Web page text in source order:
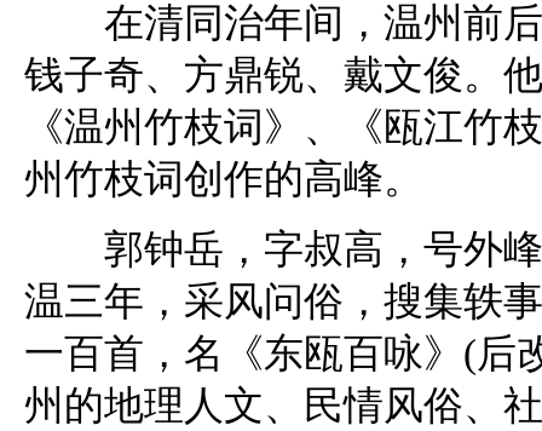
在清同治年间，温州前后
钱子奇、方鼎锐、戴文俊。
《温州竹枝词》、《瓯江竹
州竹枝词创作的高峰。
郭钟岳，字叔高，号外峰
温三年，采风问俗，搜集轶
一百首，名《东瓯百咏》(后
州的地理人文、民情风俗、